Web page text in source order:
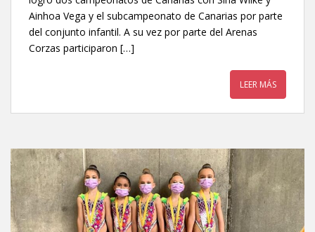
Ainhoa Vega y el subcampeonato de Canarias por parte
del conjunto infantil. A su vez por parte del Arenas
Corzas participaron […]
LEER MÁS